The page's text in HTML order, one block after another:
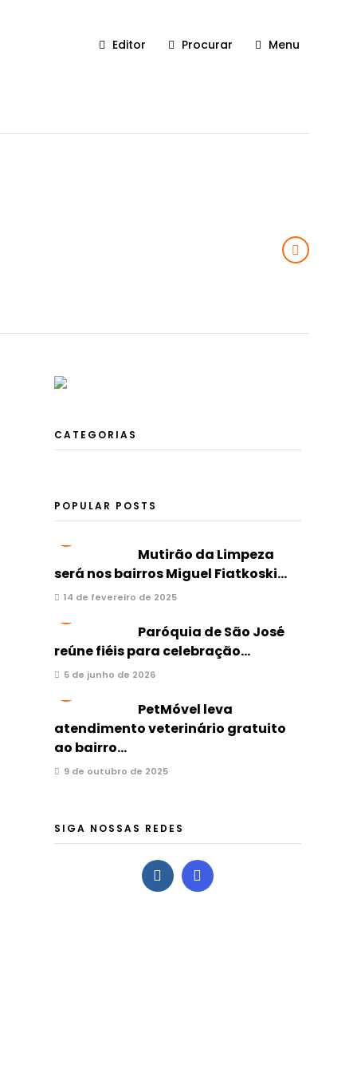
Editor Procurar Menu
CATEGORIAS
POPULAR POSTS
Mutirão da Limpeza
será nos bairros Miguel Fiatkoski...
14 de fevereiro de 2025
Paróquia de São José
reúne fiéis para celebração...
5 de junho de 2026
PetMóvel leva
atendimento veterinário gratuito
ao bairro...
9 de outubro de 2025
SIGA NOSSAS REDES